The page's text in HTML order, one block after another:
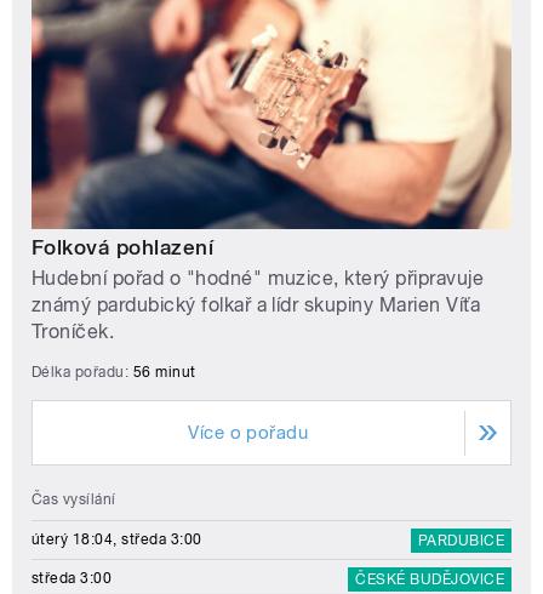
Folková pohlazení
Hudební pořad o "hodné" muzice, který připravuje
známý pardubický folkař a lídr skupiny Marien Víťa
Troníček.
Délka pořadu: 56 minut
Více o pořadu
Čas vysílání
úterý 18:04, středa 3:00 PARDUBICE
středa 3:00 ČESKÉ BUDĚJOVICE